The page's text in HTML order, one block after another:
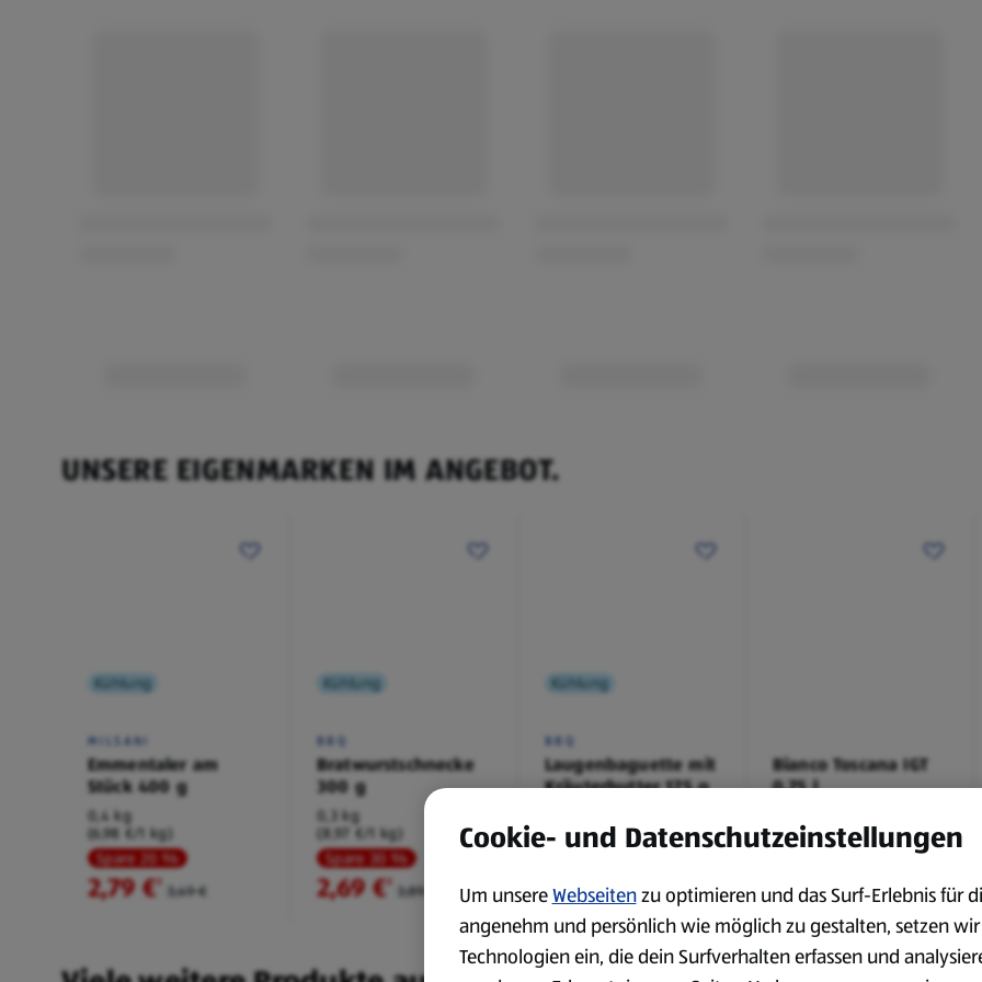
UNSERE EIGENMARKEN IM ANGEBOT.
Kühlung
MILSANI
Emmentaler am
Stück 400 g
0,4 kg
(6,98 €/1 kg)
Spare 20 %
2,79 €² 3,49 €
Kühlung
BBQ
Bratwurstschnecke
300 g
0,3 kg
(8,97 €/1 kg)
Spare 30 %
2,69 €² 3,89 €
Kühlung
BBQ
Laugenbaguette mit
Kräuterbutter 175 g
(4,51 €/1 kg)
0,79 € 1,29 €
Bianco Toscana IGT
0,75 l
(3,72 €/1 l)
2,79 € 3,49 €
Cookie- und Datenschutzeinstellungen
Um unsereWebseitenzu optimieren und das Surf-Erlebnis für
angenehm und persönlich wie möglich zu gestalten, setzen wir
Technologien ein, die dein Surfverhalten erfassen und